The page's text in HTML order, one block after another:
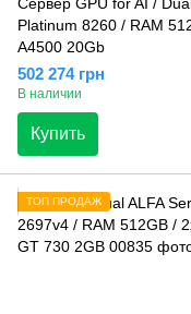
Platinum 8260 / RAM
A4500 20Gb
502 274 грн
В наличии
Купить
ТОП ПРОДАЖ